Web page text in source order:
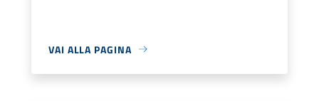
VAI ALLA PAGINA